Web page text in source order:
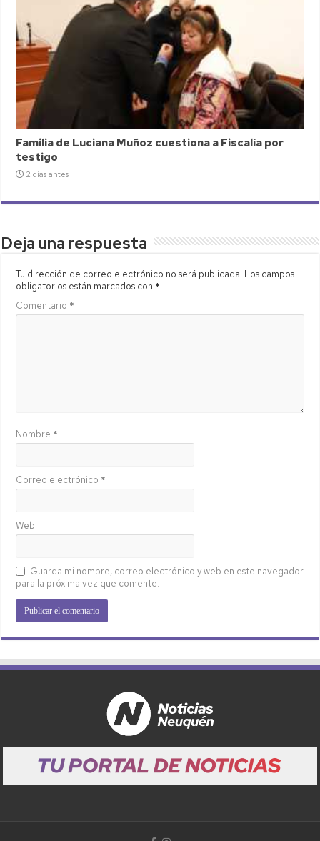
Familia de Luciana Muñoz cuestiona a Fiscalía por
testigo
2 días antes
Deja una respuesta
Tu dirección de correo electrónico no será publicada. Los campos
obligatorios están marcados con *
Comentario *
Nombre *
Correo electrónico *
Web
Guarda mi nombre, correo electrónico y web en este navegador
para la próxima vez que comente.